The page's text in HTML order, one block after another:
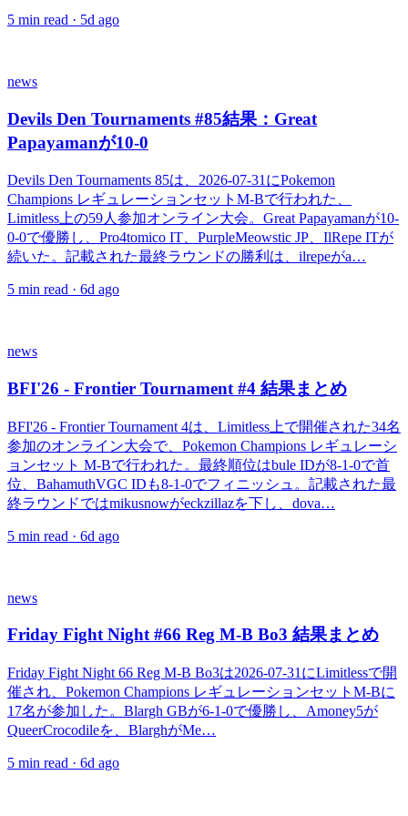
5 min read · 5d ago
news
Devils Den Tournaments #85結果：Great
Papayamanが10-0
Devils Den Tournaments 85は、2026-07-31にPokemon
Champions レギュレーションセットM-Bで行われた、
Limitless上の59人参加オンライン大会。Great Papayamanが10-
0-0で優勝し、Pro4tomico IT、PurpleMeowstic JP、IlRepe ITが
続いた。記載された最終ラウンドの勝利は、ilrepeがa…
5 min read · 6d ago
news
BFI'26 - Frontier Tournament #4 結果まとめ
BFI'26 - Frontier Tournament 4は、Limitless上で開催された34名
参加のオンライン大会で、Pokemon Champions レギュレーシ
ョンセット M-Bで行われた。最終順位はbule IDが8-1-0で首
位、BahamuthVGC IDも8-1-0でフィニッシュ。記載された最
終ラウンドではmikusnowがeckzillazを下し、dova…
5 min read · 6d ago
news
Friday Fight Night #66 Reg M-B Bo3 結果まとめ
Friday Fight Night 66 Reg M-B Bo3は2026-07-31にLimitlessで開
催され、Pokemon Champions レギュレーションセットM-Bに
17名が参加した。Blargh GBが6-1-0で優勝し、Amoney5が
QueerCrocodileを、BlarghがMe…
5 min read · 6d ago